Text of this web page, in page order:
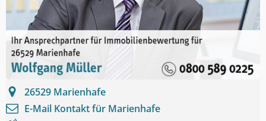
26529 Marienhafe
E-Mail Kontakt für Marienhafe